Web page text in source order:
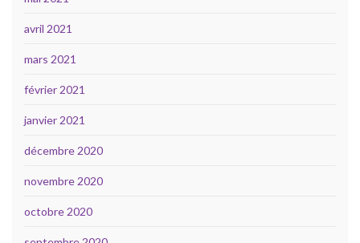
avril 2021
mars 2021
février 2021
janvier 2021
décembre 2020
novembre 2020
octobre 2020